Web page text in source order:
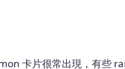
卡片很常出現，有些